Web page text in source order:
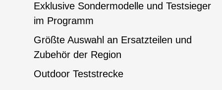
Exklusive Sondermodelle und Testsieger
im Programm
Größte Auswahl an Ersatzteilen und
Zubehör der Region
Outdoor Teststrecke